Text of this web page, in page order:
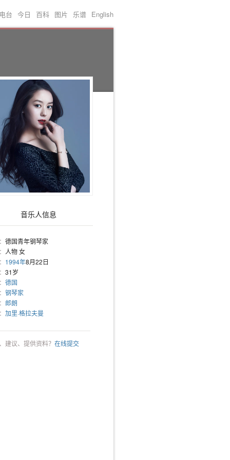
电台 今日 百科 图片 乐谱 English
音乐人信息
德国青年钢琴家
人物 女
1994年8月22日
31岁
德国
钢琴家
郎朗
加里·格拉夫曼
建议、提供资料？ 在线提交